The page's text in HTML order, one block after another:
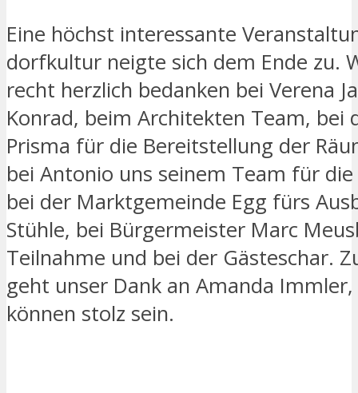
Eine höchst interessante
dorfkultur neigte sich dem Ende zu.
recht herzlich bedanken bei Verena
Konrad, beim Architekten Team, bei
Prisma für die Bereitstellung der
bei Antonio uns seinem Team für
bei der Marktgemeinde Egg fürs
Stühle, bei Bürgermeister Marc
Teilnahme und bei der Gästeschar.
geht unser Dank an Amanda
können stolz sein.